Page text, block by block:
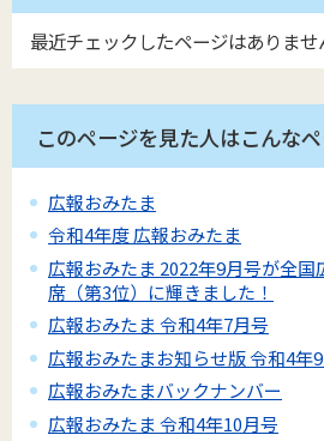
最近チェックしたページはありませ
このページを見た人はこんな
広報おみたま
令和4年度 広報おみたま
広報おみたま 2022年9月号が全
席（第3位）に輝きました！
広報おみたま 令和4年7月号
広報おみたまお知らせ版 令和4年
広報おみたまバックナンバー
広報おみたま 令和4年10月号